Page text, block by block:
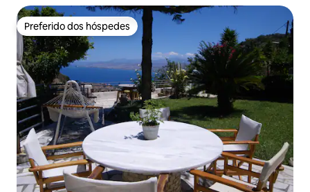
Preferido dos hóspedes
Preferido dos hóspedes